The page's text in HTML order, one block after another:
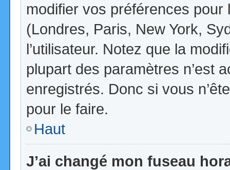
modifier vos préférences
(Londres, Paris, New York,
l’utilisateur. Notez que la
plupart des paramètres n’est
enregistrés. Donc si vous
pour le faire.
Haut
J’ai changé mon fuseau